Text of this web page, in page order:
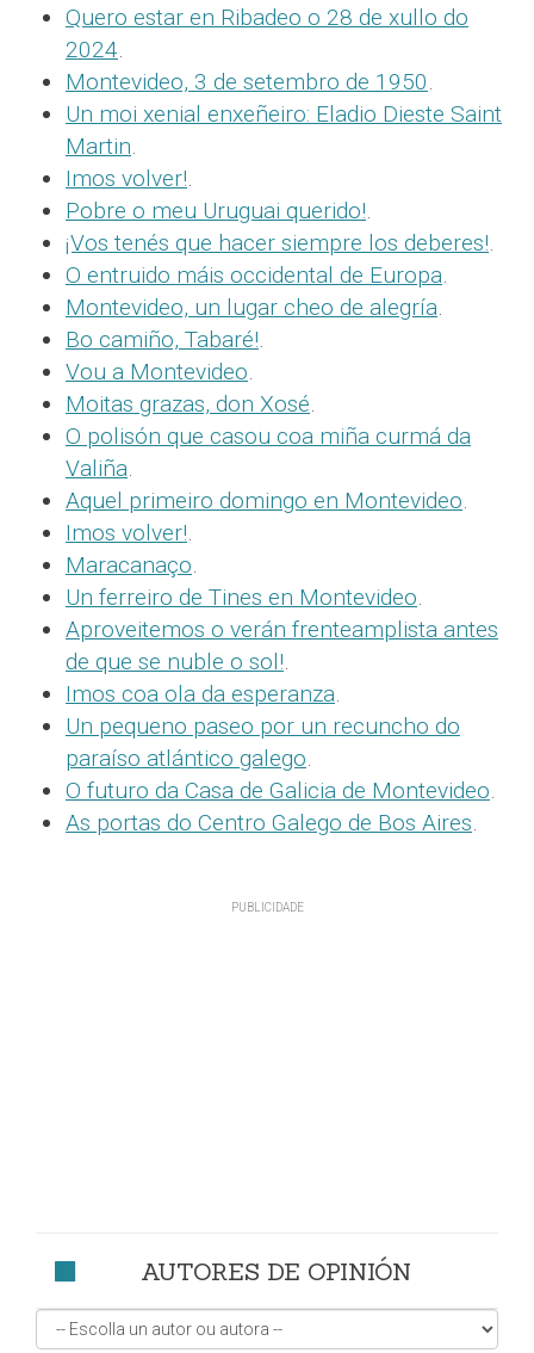
Quero estar en Ribadeo o 28 de xullo do
2024
Montevideo, 3 de setembro de 1950
Un moi xenial enxeñeiro: Eladio Dieste Saint
Martin
Imos volver!
Pobre o meu Uruguai querido!
¡Vos tenés que hacer siempre los deberes!
O entruido máis occidental de Europa
Montevideo, un lugar cheo de alegría
Bo camiño, Tabaré!
Vou a Montevideo
Moitas grazas, don Xosé
O polisón que casou coa miña curmá da
Valiña
Aquel primeiro domingo en Montevideo
Imos volver!
Maracanaço
Un ferreiro de Tines en Montevideo
Aproveitemos o verán frenteamplista antes
de que se nuble o sol!
Imos coa ola da esperanza
Un pequeno paseo por un recuncho do
paraíso atlántico galego
O futuro da Casa de Galicia de Montevideo
As portas do Centro Galego de Bos Aires
AUTORES DE OPINIÓN